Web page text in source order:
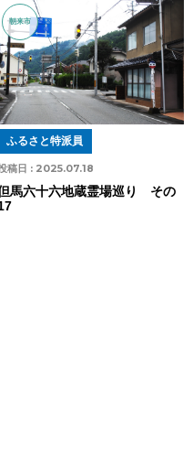
朝来市
稿日 : 2025.07.18
ふるさと特派員
馬六十六地蔵霊場巡り その